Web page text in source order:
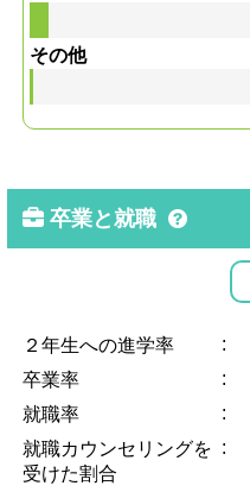
その他
卒業と就職
２年生への進学率 :
卒業率 :
就職率 :
就職カウンセリングを
受けた割合
: